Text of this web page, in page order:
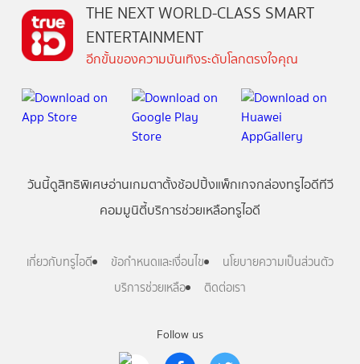
Follow us
THE NEXT WORLD-CLASS SMART
ENTERTAINMENT
อีกขั้นของความบันเทิงระดับโลกตรงใจคุณ
วันนี้ดูสิทธิพิเศษอ่านเกมตาตั้งช้อปปิ้งแพ็กเกจกล่องทรูไอดีทีวี
คอมมูนิตี้บริการช่วยเหลือทรูไอดี
เกี่ยวกับทรูไอดี ข้อกำหนดและเงื่อนไข
นโยบายความเป็นส่วนตัว
บริการช่วยเหลือ
ติดต่อเรา